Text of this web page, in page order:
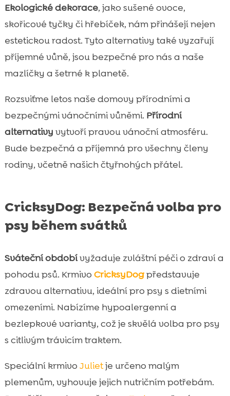
Ekologické dekorace, jako sušené ovoce,
skořicové tyčky či hřebíček, nám přinášejí nejen
estetickou radost. Tyto alternativy také vyzařují
příjemné vůně, jsou bezpečné pro nás a naše
mazlíčky a šetrné k planetě.
Rozsviťme letos naše domovy přírodními a
bezpečnými vánočními vůněmi. Přírodní
alternativy vytvoří pravou vánoční atmosféru.
Bude bezpečná a příjemná pro všechny členy
rodiny, včetně našich čtyřnohých přátel.
CricksyDog: Bezpečná volba pro
psy během svátků
Sváteční obdobívyžaduje zvláštní péči o zdraví a
pohodu psů. Krmivo CricksyDogpředstavuje
zdravou alternativu, ideální pro psy s dietními
omezeními. Nabízíme hypoalergenní a
bezlepkové varianty, což je skvělá volba pro psy
s citlivým trávicím traktem.
Speciální krmivo Julietje určeno malým
plemenům, vyhovuje jejich nutričním potřebám.